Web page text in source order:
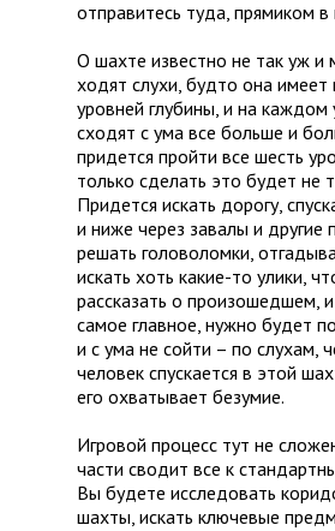
отправитесь туда, прямиком в
О шахте известно не так уж и
ходят слухи, будто она имеет
уровней глубины, и на
сходят с ума все больше и
придется пройти все шесть
только сделать это будет не
Придется искать дорогу,
и ниже через завалы и другие
решать головоломки,
искать хоть какие-то улики,
рассказать о произошедшем,
самое главное, нужно будет
и с ума не сойти – по слухам,
человек спускается в этой
его охватывает безумие.
Игровой процесс тут не
части сводит все к
Вы будете исследовать
шахты, искать ключевые